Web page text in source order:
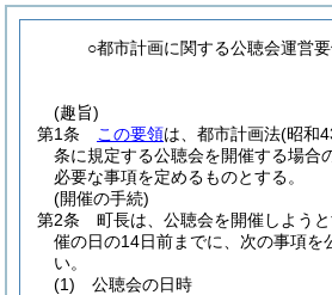
○都市計画に関する公聴会運営
(趣旨)
第1条
この要領は、都市計画法(昭和
条に規定する公聴会を開催する場合
必要な事項を定めるものとする。
(開催の手続)
第2条
町長は、公聴会を開催しよう
催の日の14日前までに、次の事項を
い。
(1)
公聴会の日時